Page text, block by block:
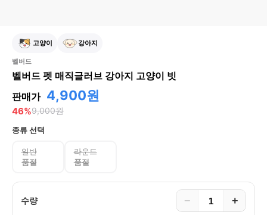
고양이 강아지
벨버드
벨버드 펫 매직글러브 강아지 고양이 빗
판매가 4,900원
46%9,000원
종류선택
일반
품절
라운드
품절
수량 − +